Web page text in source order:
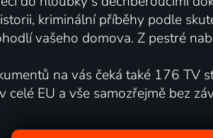
kriminální příběhy podle
vašeho domova. Z pestré
na vás čeká také 176 TV
celé EU a vše samozřejmě bez